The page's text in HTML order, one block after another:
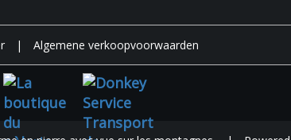
| Algemene verkoopvoorwaarden